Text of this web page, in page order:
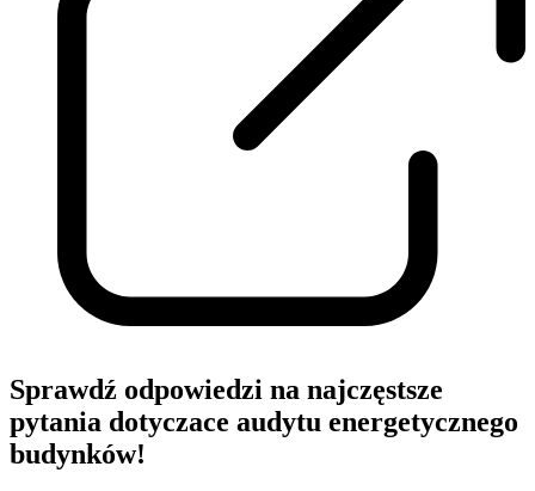
Sprawdź odpowiedzi na najczęstsze
pytania dotyczace audytu energetycznego
budynków!